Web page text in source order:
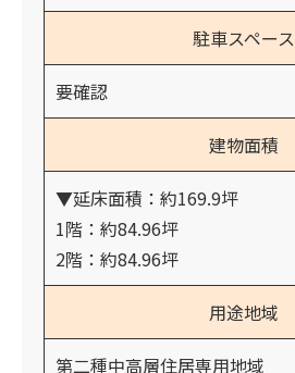
駐車スペース
要確認
建物面積
▼延床面積：約169.9坪
1階：約84.96坪
2階：約84.96坪
用途地域
第二種中高層住居専用地域